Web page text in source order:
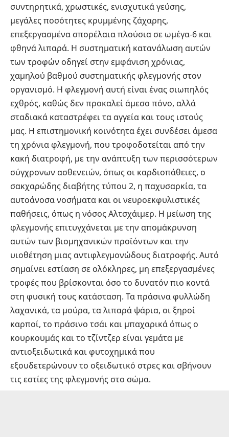
συντηρητικά, χρωστικές, ενισχυτικά γεύσης,
μεγάλες ποσότητες κρυμμένης ζάχαρης,
επεξεργασμένα σπορέλαια πλούσια σε ωμέγα-6 και
φθηνά λιπαρά. Η συστηματική κατανάλωση αυτών
των τροφών οδηγεί στην εμφάνιση χρόνιας,
χαμηλού βαθμού συστηματικής φλεγμονής στον
οργανισμό. Η φλεγμονή αυτή είναι ένας σιωπηλός
εχθρός, καθώς δεν προκαλεί άμεσο πόνο, αλλά
σταδιακά καταστρέφει τα αγγεία και τους ιστούς
μας. Η επιστημονική κοινότητα έχει συνδέσει άμεσα
τη χρόνια φλεγμονή, που τροφοδοτείται από την
κακή διατροφή, με την ανάπτυξη των περισσότερων
σύγχρονων ασθενειών, όπως οι καρδιοπάθειες, ο
σακχαρώδης διαβήτης τύπου 2, η παχυσαρκία, τα
αυτοάνοσα νοσήματα και οι νευροεκφυλιστικές
παθήσεις, όπως η νόσος Αλτσχάιμερ. Η μείωση της
φλεγμονής επιτυγχάνεται με την απομάκρυνση
αυτών των βιομηχανικών προϊόντων και την
υιοθέτηση μιας αντιφλεγμονώδους διατροφής. Αυτό
σημαίνει εστίαση σε ολόκληρες, μη επεξεργασμένες
τροφές που βρίσκονται όσο το δυνατόν πιο κοντά
στη φυσική τους κατάσταση. Τα πράσινα φυλλώδη
λαχανικά, τα μούρα, τα λιπαρά ψάρια, οι ξηροί
καρποί, το πράσινο τσάι και μπαχαρικά όπως ο
κουρκουμάς και το τζίντζερ είναι γεμάτα με
αντιοξειδωτικά και φυτοχημικά που
εξουδετερώνουν το οξειδωτικό στρες και σβήνουν
τις εστίες της φλεγμονής στο σώμα.